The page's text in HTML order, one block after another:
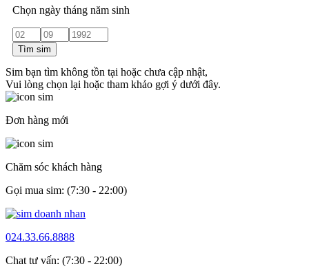
Chọn ngày tháng năm sinh
Tìm sim
Sim bạn tìm không tồn tại hoặc chưa cập nhật,
Vui lòng chọn lại hoặc tham khảo gợi ý dưới đây.
Đơn hàng mới
Chăm sóc khách hàng
Gọi mua sim: (7:30 - 22:00)
024.33.66.8888
Chat tư vấn: (7:30 - 22:00)